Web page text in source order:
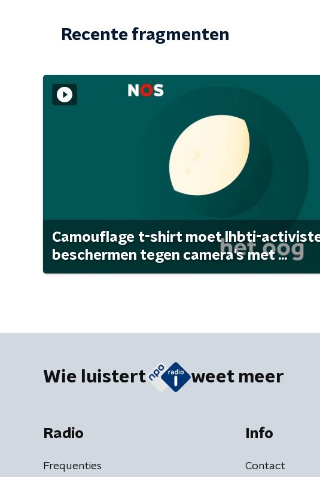
Recente fragmenten
Camouflage t-shirt moet lhbti-
beschermen tegen camera's met ...
Wie luistert weet meer
Radio
Frequenties
Info
Contact